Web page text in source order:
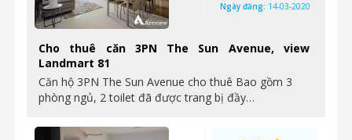
Cho thuê căn 3PN The Sun Avenue, view
Landmart 81
Căn hộ 3PN The Sun Avenue cho thuê Bao gồm 3
phòng ngủ, 2 toilet đã được trang bị đầy…
Ngày đăng: 14-03-2020